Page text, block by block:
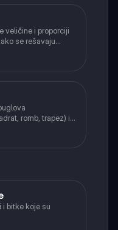
veličine i proporciji
se rešavaju
romb, trapez) i
i bitke koje su